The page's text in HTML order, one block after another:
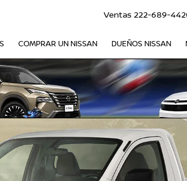
Ventas 222-689-
COMPRAR UN NISSAN DUEÑOS NISSAN